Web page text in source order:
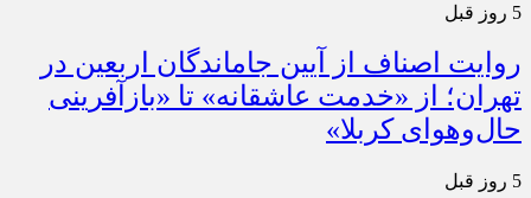
5 روز قبل
روایت اصناف از آیین جاماندگان اربعین در
تهران؛ از «خدمت عاشقانه» تا «بازآفرینی
حال‌وهوای کربلا»
5 روز قبل